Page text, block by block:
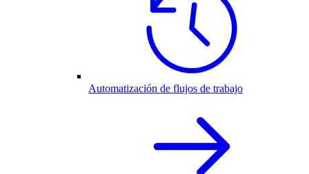
Automatización de flujos de trabajo